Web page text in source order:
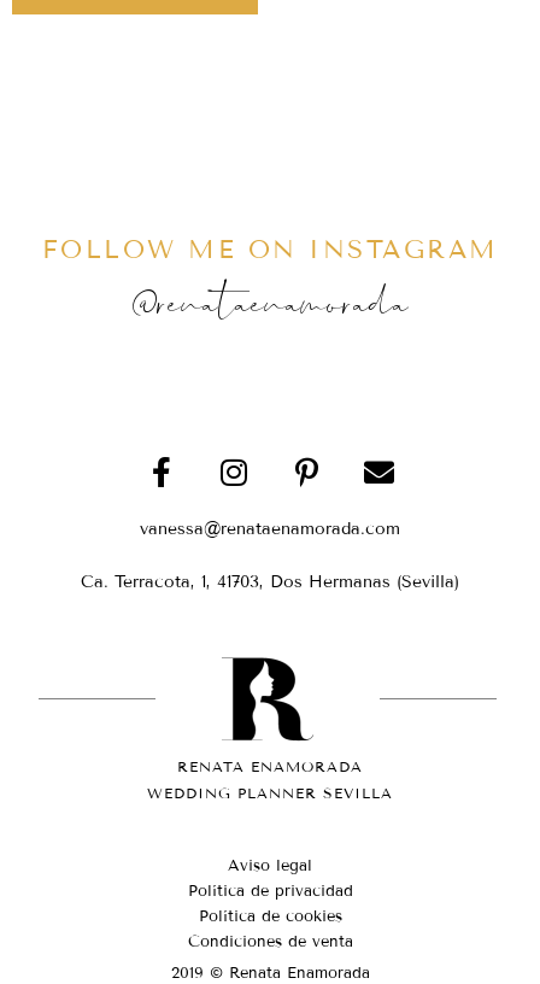
FOLLOW ME ON INSTAGRAM
@renataenamorada
vanessa@renataenamorada.com
Ca. Terracota, 1, 41703, Dos Hermanas (Sevilla)
RENATA ENAMORADA
WEDDING PLANNER SEVILLA
Aviso legal
Política de privacidad
Política de cookies
Condiciones de venta
2019 © Renata Enamorada